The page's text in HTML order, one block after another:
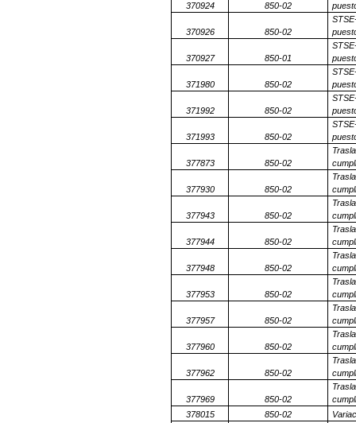
370924 850-02
370926 850-02
370927 850-01
371980 850-02
371992 850-02
371993 850-02
377873 850-02
377930 850-02
377943 850-02
377944 850-02
377948 850-02
377953 850-02
377957 850-02
377960 850-02
377962 850-02
377969 850-02
378015
850-02